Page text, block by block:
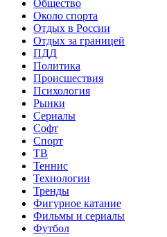
Общество
Около спорта
Отдых в России
Отдых за границей
ПДД
Политика
Происшествия
Психология
Рынки
Сериалы
Софт
Спорт
ТВ
Теннис
Технологии
Тренды
Фигурное катание
Фильмы и сериалы
Футбол